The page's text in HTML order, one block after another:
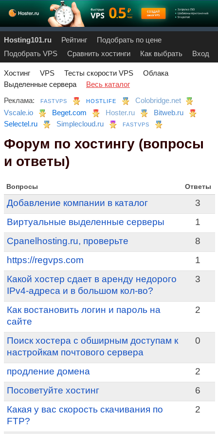
Hosting101.ru Рейтинг
Подобрать по цене
Подобрать VPS
Сравнить хостинги Как выбрать Вход
Хостинг VPS Тесты скорости VPS
Облака
Выделенные сервера
Весь каталог
Реклама:
FASTVPS HOSTLIFE
Colobridge.net
Vscale.io
Beget.com Hoster.ru
Bitweb.ru
Selectel.ru
Simplecloud.ru FASTVPS
Форум по хостингу (вопросы
и ответы)
Вопросы Ответы
Добавление компании в каталог
3
Виртуальные выделенные серверы
1
Cpanelhosting.ru, проверьте
8
https://regvps.com
1
Какой хостер сдает в аренду недорого
IPv4-адреса и в большом кол-во?
3
Как востановить логин и пароль на
сайте
2
Поиск хостера с обширным доступам к
настройкам почтового сервера
0
продление домена
2
Посоветуйте хостинг
6
Какая у вас скорость скачивания по
FTP?
2